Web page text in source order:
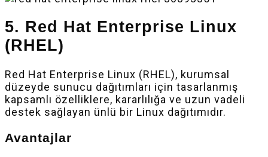
5. Red Hat Enterprise Linux
(RHEL)
Red Hat Enterprise Linux (RHEL), kurumsal
düzeyde sunucu dağıtımları için tasarlanmış
kapsamlı özelliklere, kararlılığa ve uzun vadeli
destek sağlayan ünlü bir Linux dağıtımıdır.
Avantajlar